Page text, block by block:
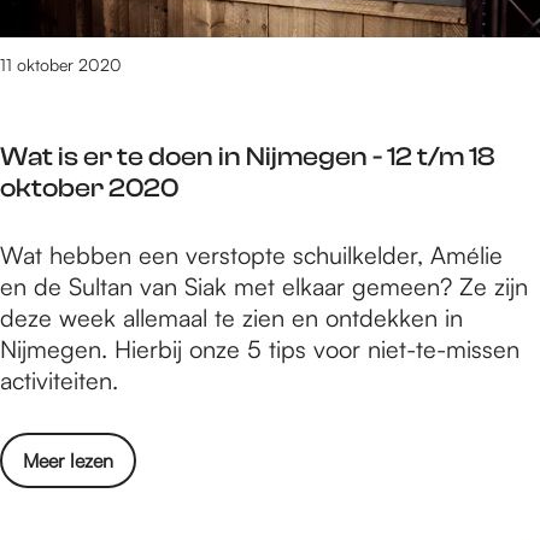
r
2
0
1
v
e
b
e
r
2
0
0
e
g
n
-
1
t
/
m
2
5
k
t
d
o
i
n
i
j
m
e
g
n
-
Wat is er te doen in Nijmegen - 12 t/m 18
oktober 2020
11 oktober 2020
W
a
t
i
s
r
t
Wat hebben een verstopte schuilkelder, Amélie
en de Sultan van Siak met elkaar gemeen? Ze zijn
deze week allemaal te zien en ontdekken in
Nijmegen. Hierbij onze 5 tips voor niet-te-missen
activiteiten.
Meer lezen
o
v